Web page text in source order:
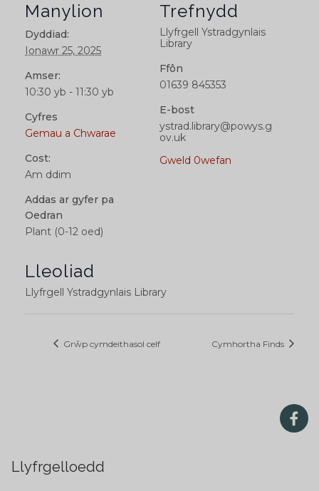
Manylion
Dyddiad:
Ionawr 25, 2025
Amser:
10:30 yb - 11:30 yb
Cyfres
Gemau a Chwarae
Cost:
Am ddim
Addas ar gyfer pa
Oedran
Plant (0-12 oed)
Lleoliad
Llyfrgell Ystradgynlais Library
Trefnydd
Llyfrgell Ystradgynlais
Library
Ffôn
01639 845353
E-bost
ystrad.library@powys.g
ov.uk
Gweld 0wefan
Grŵp cymdeithasol celf Cymhortha Finds
Llyfrgelloedd